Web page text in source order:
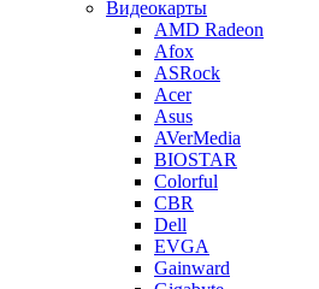
Видеокарты
AMD Radeon
Afox
ASRock
Acer
Asus
AVerMedia
BIOSTAR
Colorful
CBR
Dell
EVGA
Gainward